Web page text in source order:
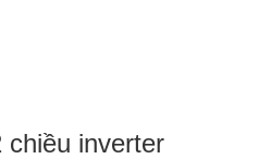
inverter